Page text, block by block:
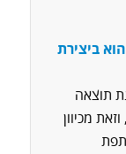
ביצירת
תוצאה
מכיוון